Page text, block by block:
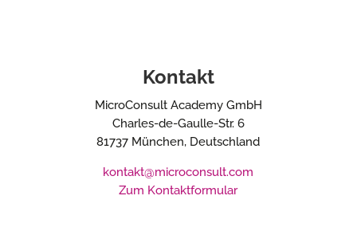
Kontakt
MicroConsult Academy GmbH
Charles-de-Gaulle-Str. 6
81737 München, Deutschland
kontakt@microconsult.com
Zum Kontaktformular